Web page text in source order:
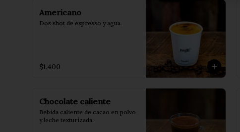
Americano
Dos shot de expresso y agua.
$1.400
Chocolate caliente
Bebida caliente de cacao en polvo
y leche texturizada.